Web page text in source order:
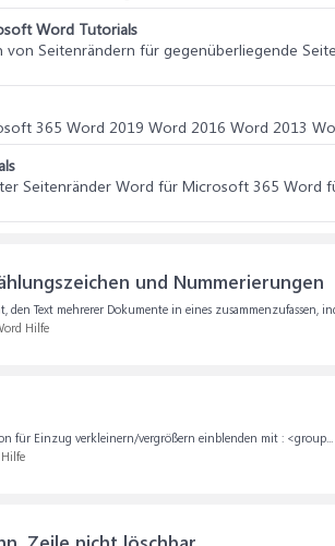
Word Tutorials
von Seitenrändern für gegenüberliegende
365 Word 2019 Word 2016 Word 2013
Seitenränder Word für Microsoft 365
und Nummerierungen
Text mehrerer Dokumente in eines zusammenzufassen,
Hilfe
für Einzug verkleinern/vergrößern einblenden mit : <group...